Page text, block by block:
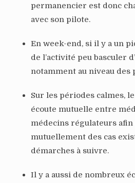
permanencier est donc
avec son pilote.
En week-end, si il y a un
de l’activité peu basculer
notamment au niveau des
Sur les périodes calmes,
écoute mutuelle entre
médecins régulateurs afin
mutuellement des cas
démarches à suivre.
Il y a aussi de nombreux